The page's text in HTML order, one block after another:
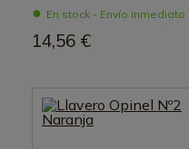
En stock - Envío inmediato
14,56 €